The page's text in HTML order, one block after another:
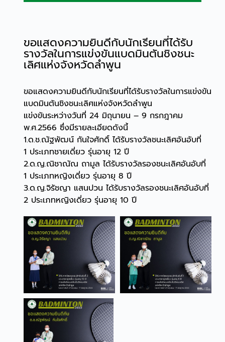
ขอแสดงความยินดีกับนักเรียนที่ได้รับ
รางวัลในการแข่งขันแบดมินตันชิงชนะ
เลิศแห่งจังหวัดลำพูน
ขอแสดงความยินดีกับนักเรียนที่ได้รับรางวัลในการแข่งขัน
แบดมินตันชิงชนะเลิศแห่งจังหวัดลำพูน
แข่งขันระหว่างวันที่ 24 มิถุนายน – 9 กรกฎาคม
พ.ศ.2566 ซึ่งมีรายละเอียดดังนี้
1.ด.ช.ณัฐพัฒน์ กันใจศักดิ์ ได้รับรางวัลชนะเลิศอันอับที่
1 ประเภทชายเดี่ยว รุ่นอายุ 12 ปี
2.ด.ญ.ณิชาณัณ ถามูล ได้รับรางวัลรองชนะเลิศอันอับที่
1 ประเภทหญิงเดี่ยว รุ่นอายุ 8 ปี
3.ด.ญ.จิรัชญา แสนปวน ได้รับรางวัลรองชนะเลิศอันอับที่
2 ประเภทหญิงเดี่ยว รุ่นอายุ 10 ปี